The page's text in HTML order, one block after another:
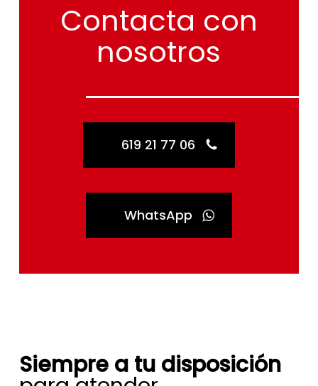
Contacta con
nosotros
619 21 77 06
WhatsApp
Siempre a tu disposición